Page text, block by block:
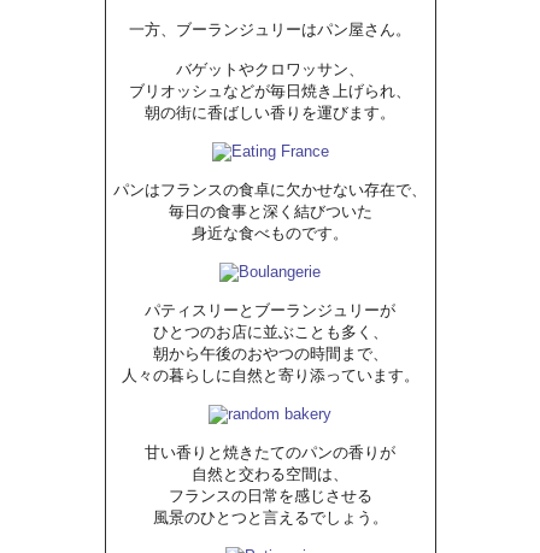
一方、ブーランジュリーはパン屋さん。
バゲットやクロワッサン、
ブリオッシュなどが毎日焼き上げられ、
朝の街に香ばしい香りを運びます。
パンはフランスの食卓に欠かせない存在で、
毎日の食事と深く結びついた
身近な食べものです。
パティスリーとブーランジュリーが
ひとつのお店に並ぶことも多く、
朝から午後のおやつの時間まで、
人々の暮らしに自然と寄り添っています。
甘い香りと焼きたてのパンの香りが
自然と交わる空間は、
フランスの日常を感じさせる
風景のひとつと言えるでしょう。